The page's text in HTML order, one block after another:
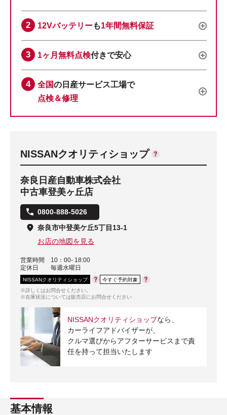
12Vバッテリーも1年間無料保証
1ヶ月無料点検付きで安心
全国の日産サービス工場で
点検＆修理
NISSANクオリティショップ
奈良日産自動車株式会社
中古車登美ヶ丘店
0800-888-5026
奈良市中登美ケ丘5丁目13-1
お店の地図を見る
営業時間
10：00- 18:00
定休日
毎週水曜日
NISSANクオリティショップ
今すぐ予約対象
※詳しくはお問合せください。
※在庫状況については販売店にお問合せください
NISSANクオリティショップなら、
カーライフアドバイザーが、
クルマ選びからアフターサービスまで責
任を持って担当いたします
基本情報